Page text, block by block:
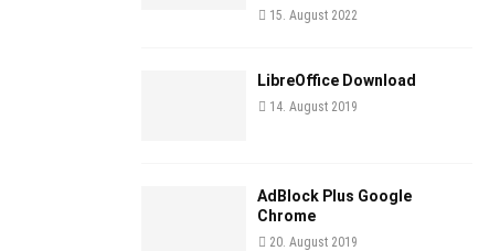
15. August 2022
LibreOffice Download
14. August 2019
AdBlock Plus Google
Chrome
20. August 2019